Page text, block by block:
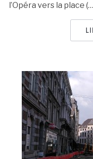
l’Opéra vers la place